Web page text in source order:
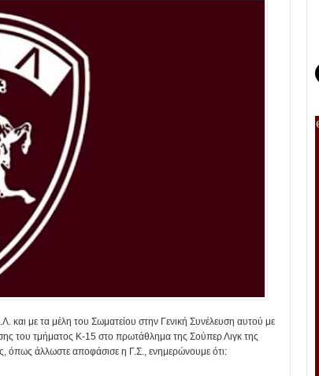
με τα μέλη του Σωματείου στην Γενική Συνέλευση αυτού με
του τμήματος Κ-15 στο πρωτάθλημα της Σούπερ Λιγκ της
όπως άλλωστε αποφάσισε η Γ.Σ., ενημερώνουμε ότι: